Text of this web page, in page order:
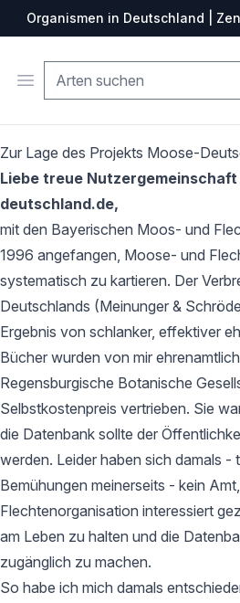
Organismen in Deutschland |
Open menu
Zur Lage des Projekts Moose-
Liebe treue
deutschland.de,
mit den Bayerischen Moos- und
1996 angefangen, Moose- und
systematisch zu kartieren. Der
Deutschlands (Meinunger &
Ergebnis von schlanker, effektiver
Bücher wurden von mir
Regensburgische Botanische
Selbstkostenpreis vertrieben. Sie
die Datenbank sollte der
werden. Leider haben sich damals -
Bemühungen meinerseits - kein
Flechtenorganisation interessiert
am Leben zu halten und die
zugänglich zu machen.
So habe ich mich damals